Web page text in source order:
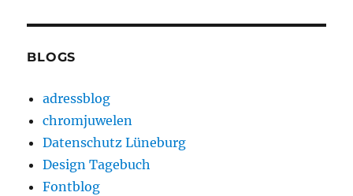
BLOGS
adressblog
chromjuwelen
Datenschutz Lüneburg
Design Tagebuch
Fontblog